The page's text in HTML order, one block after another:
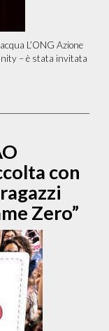
L’ONG Azione
– è stata invitata
con
Zero”